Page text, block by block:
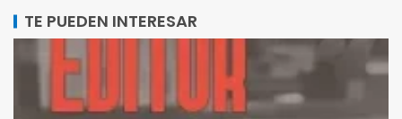
TE PUEDEN INTERESAR